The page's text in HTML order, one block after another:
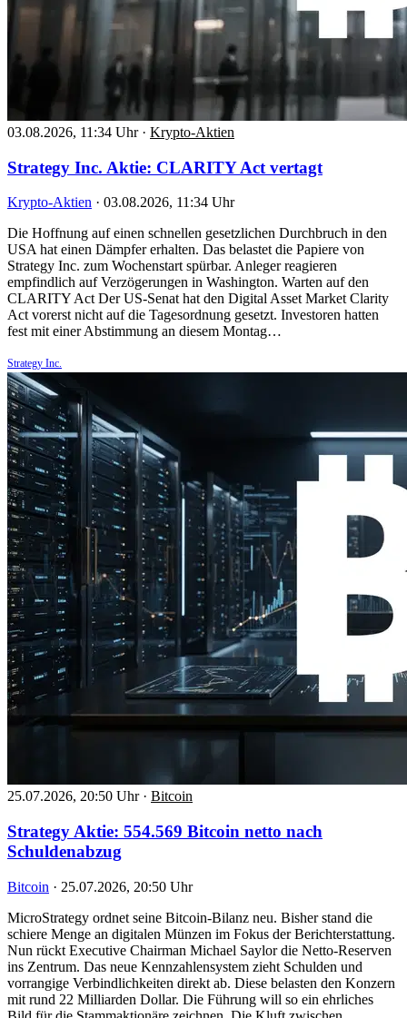
03.08.2026, 11:34 Uhr · Krypto-Aktien
Strategy Inc. Aktie: CLARITY Act vertagt
Krypto-Aktien · 03.08.2026, 11:34 Uhr
Die Hoffnung auf einen schnellen gesetzlichen Durchbruch in den
USA hat einen Dämpfer erhalten. Das belastet die Papiere von
Strategy Inc. zum Wochenstart spürbar. Anleger reagieren
empfindlich auf Verzögerungen in Washington. Warten auf den
CLARITY Act Der US-Senat hat den Digital Asset Market Clarity
Act vorerst nicht auf die Tagesordnung gesetzt. Investoren hatten
fest mit einer Abstimmung an diesem Montag…
Strategy Inc.
25.07.2026, 20:50 Uhr · Bitcoin
Strategy Aktie: 554.569 Bitcoin netto nach
Schuldenabzug
Bitcoin · 25.07.2026, 20:50 Uhr
MicroStrategy ordnet seine Bitcoin-Bilanz neu. Bisher stand die
schiere Menge an digitalen Münzen im Fokus der Berichterstattung.
Nun rückt Executive Chairman Michael Saylor die Netto-Reserven
ins Zentrum. Das neue Kennzahlensystem zieht Schulden und
vorrangige Verbindlichkeiten direkt ab. Diese belasten den Konzern
mit rund 22 Milliarden Dollar. Die Führung will so ein ehrliches